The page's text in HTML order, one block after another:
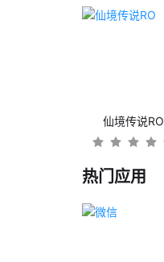
仙境传说RO
热门应用